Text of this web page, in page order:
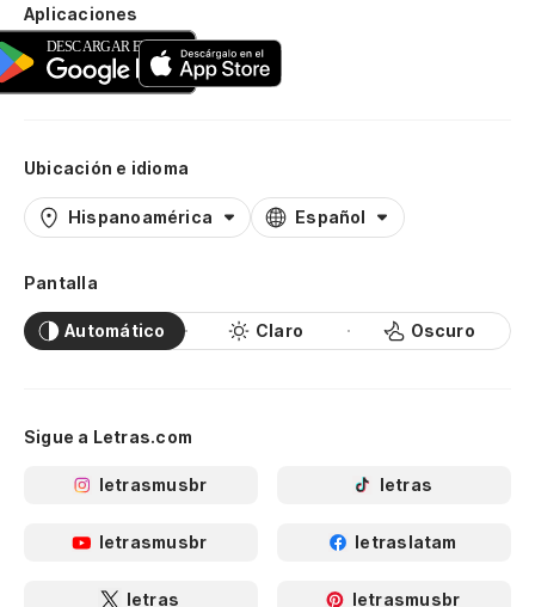
Aplicaciones
Ubicación e idioma
Hispanoamérica Español
Pantalla
Automático Claro Oscuro
Sigue a Letras.com
letrasmusbr letras
letrasmusbr letraslatam
letras letrasmusbr